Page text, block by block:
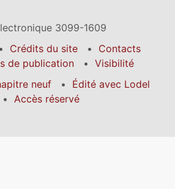
3099-1609
Crédits du site
Contacts
de publication
Visibilité
neuf
Édité avec Lodel
Accès réservé